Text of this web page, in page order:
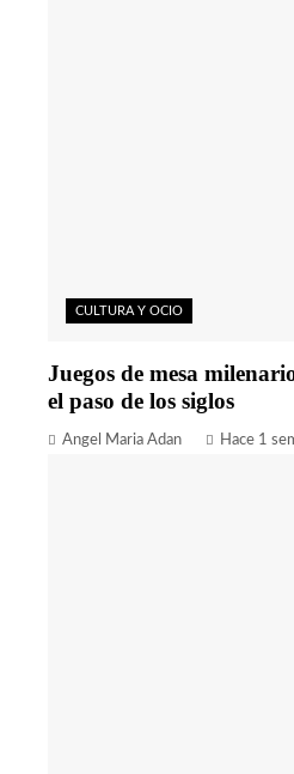
CULTURA Y OCIO
Juegos de mesa
el paso de los siglos
Angel Maria Adan Hace 1